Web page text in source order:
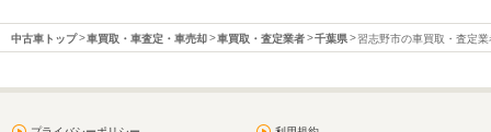
中古車トップ 車買取・車査定・車売却 車買取・査定業者 千葉県 習志野市の車買取・査定業